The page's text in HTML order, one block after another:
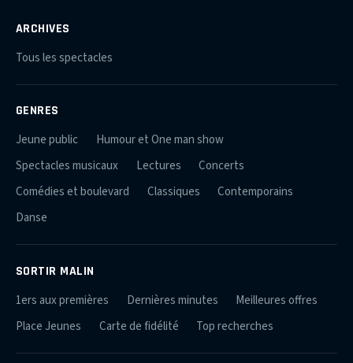
ARCHIVES
Tous les spectacles
GENRES
Jeune public
Humour et One man show
Spectacles musicaux
Lectures
Concerts
Comédies et boulevard
Classiques
Contemporains
Danse
SORTIR MALIN
1ers aux premières Dernières minutes
Meilleures offres
Place Jeunes
Carte de fidélité Top recherches